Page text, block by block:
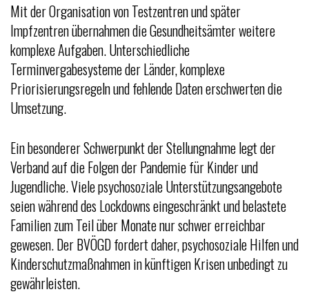
Mit der Organisation von Testzentren und später
Impfzentren übernahmen die Gesundheitsämter weitere
komplexe Aufgaben. Unterschiedliche
Terminvergabesysteme der Länder, komplexe
Priorisierungsregeln und fehlende Daten erschwerten die
Umsetzung.
Ein besonderer Schwerpunkt der Stellungnahme legt der
Verband auf die Folgen der Pandemie für Kinder und
Jugendliche. Viele psychosoziale Unterstützungsangebote
seien während des Lockdowns eingeschränkt und belastete
Familien zum Teil über Monate nur schwer erreichbar
gewesen. Der BVÖGD fordert daher, psychosoziale Hilfen und
Kinderschutzmaßnahmen in künftigen Krisen unbedingt zu
gewährleisten.